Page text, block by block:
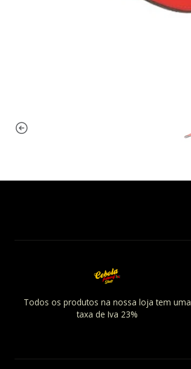
Todos os produtos na nossa loja tem uma
taxa de Iva 23%